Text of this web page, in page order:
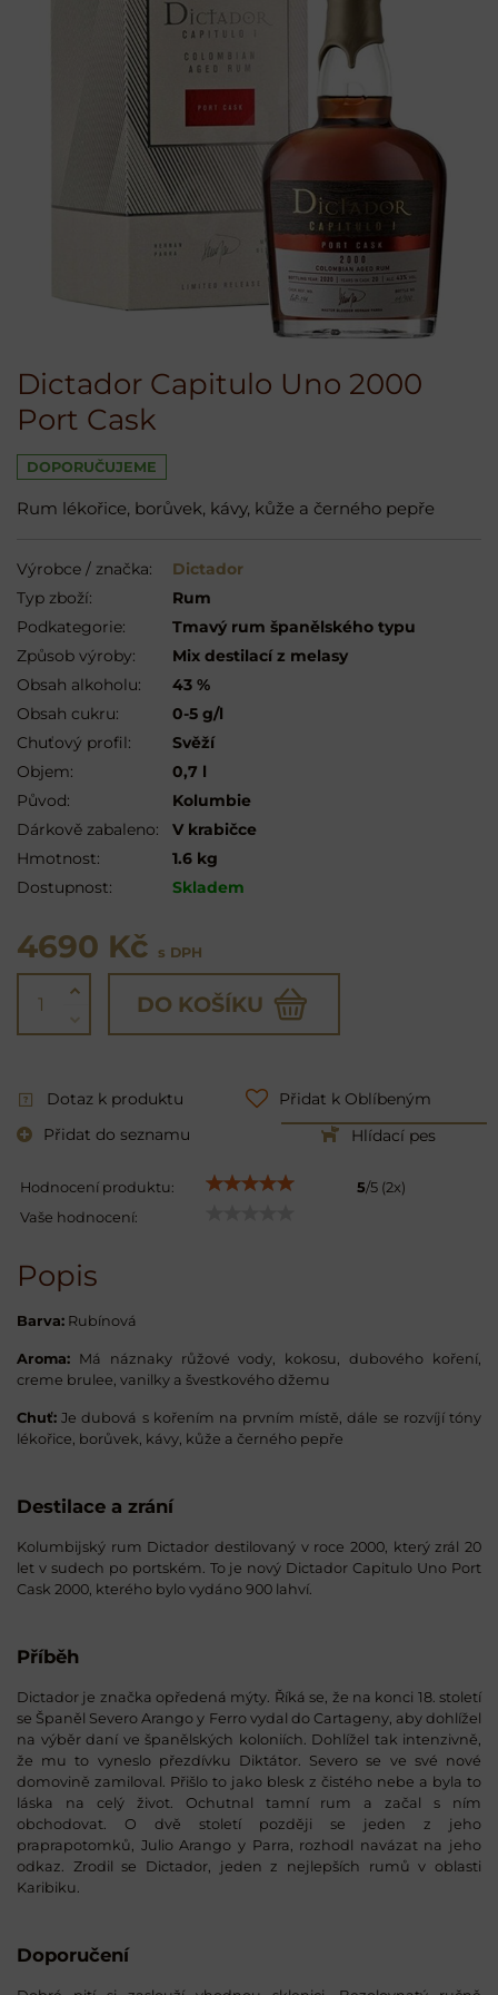
Dictador Capitulo Uno 2000
Port Cask
DOPORUČUJEME
Rum lékořice, borůvek, kávy, kůže a černého pepře
Výrobce / značka:
Dictador
Typ zboží:
Rum
Podkategorie:
Tmavý rum španělského typu
Způsob výroby:
Mix destilací z melasy
Obsah alkoholu:
43 %
Obsah cukru:
0-5 g/l
Chuťový profil:
Svěží
Objem:
0,7 l
Původ:
Kolumbie
Dárkově zabaleno:
V krabičce
Hmotnost:
1.6 kg
Dostupnost:
Skladem
4690 Kč s DPH
DO KOŠÍKU
Dotaz k produktu
Přidat k Oblíbeným
Přidat do seznamu
Hlídací pes
Hodnocení produktu: 5/5 (2x)
Vaše hodnocení:
Popis
Barva: Rubínová
Aroma: Má náznaky růžové vody, kokosu, dubového koření,
creme brulee, vanilky a švestkového džemu
Chuť: Je dubová s kořením na prvním místě, dále se rozvíjí tóny
lékořice, borůvek, kávy, kůže a černého pepře
Destilace a zrání
Kolumbijský rum Dictador destilovaný v roce 2000, který zrál 20
let v sudech po portském. To je nový Dictador Capitulo Uno Port
Cask 2000, kterého bylo vydáno 900 lahví.
Příběh
Dictador je značka opředená mýty. Říká se, že na konci 18. století
se Španěl Severo Arango y Ferro vydal do Cartageny, aby dohlížel
na výběr daní ve španělských koloniích. Dohlížel tak intenzivně,
že mu to vyneslo přezdívku Diktátor. Severo se ve své nové
domovině zamiloval. Přišlo to jako blesk z čistého nebe a byla to
láska na celý život. Ochutnal tamní rum a začal s ním
obchodovat. O dvě století později se jeden z jeho
praprapotomků, Julio Arango y Parra, rozhodl navázat na jeho
odkaz. Zrodil se Dictador, jeden z nejlepších rumů v oblasti
Karibiku.
Doporučení